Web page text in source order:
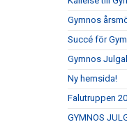
Gymnos
Succé för
Gymnos
Ny hemsida!
Falutruppen
GYMNOS